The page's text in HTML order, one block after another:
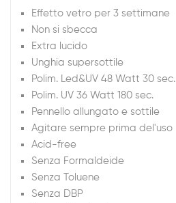
Effetto vetro per 3 settimane
Non si sbecca
Extra lucido
Unghia supersottile
Polim. Led&UV 48 Watt 30 sec.
Polim. UV 36 Watt 180 sec.
Pennello allungato e sottile
Agitare sempre prima del'uso
Acid-free
Senza Formaldeide
Senza Toluene
Senza DBP